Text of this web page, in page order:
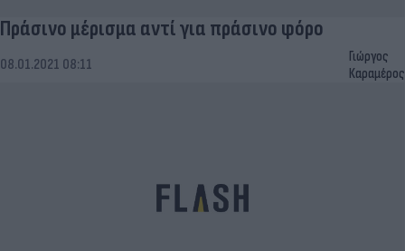
Πράσινο μέρισμα αντί για πράσινο φόρο
08.01.2021 08:11
Γιώργος
Καραμέρος